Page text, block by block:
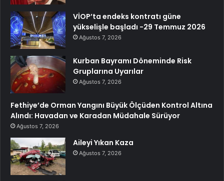
VİOP’ta endeks kontratı güne
yükselişle başladı -29 Temmuz 2026
Ağustos 7, 2026
Kurban Bayramı Döneminde Risk
Gruplarına Uyarılar
Ağustos 7, 2026
Fethiye’de Orman Yangını Büyük Ölçüden Kontrol Altına
Alındı: Havadan ve Karadan Müdahale Sürüyor
Ağustos 7, 2026
Aileyi Yıkan Kaza
Ağustos 7, 2026